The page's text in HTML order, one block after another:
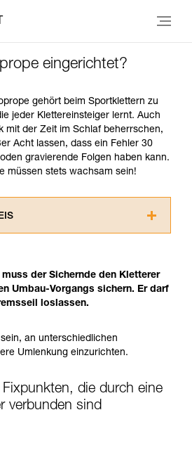
eingerichtet?
gehört beim Sportklettern zu
jeder Klettereinsteiger lernt. Auch
mit der Zeit im Schlaf beherrschen,
Acht lassen, dass ein Fehler 30
gravierende Folgen haben kann.
müssen stets wachsam sein!
bevor Sie diesen zu Rate
Zusatzinformationen
müssen Sie zuerst die in
dieser Techniken setzt eine
Ausbildung und ein spezielles
Sie in der Lage sind, den
sicher zu wiederholen, bevor
durchführen.
der Sichernde den Kletterer
Umbau-Vorgangs sichern. Er darf
loslassen.
an unterschiedlichen
Umlenkung einzurichten.
die durch eine
verbunden sind